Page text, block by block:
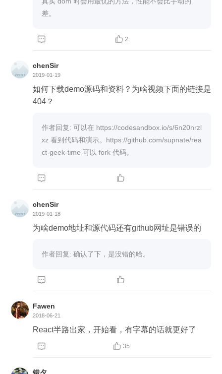
差。
  2
chenSir
2019-01-19
如何下载demo源码和资料？为啥视频下面的链接是
404？
作者回复: 可以在 https://codesandbox.io/s/6n20nrzl
xz 看到代码和演示。https://github.com/supnate/rea
ct-geek-time 可以 fork 代码。
 
chenSir
2019-01-18
为啥demo地址和源代码还有github网址是错误的
作者回复: 确认了下，是没错的哈。
 
Fawen
2018-06-21
React半路出家，开始看，有字幕的话就更好了
  35